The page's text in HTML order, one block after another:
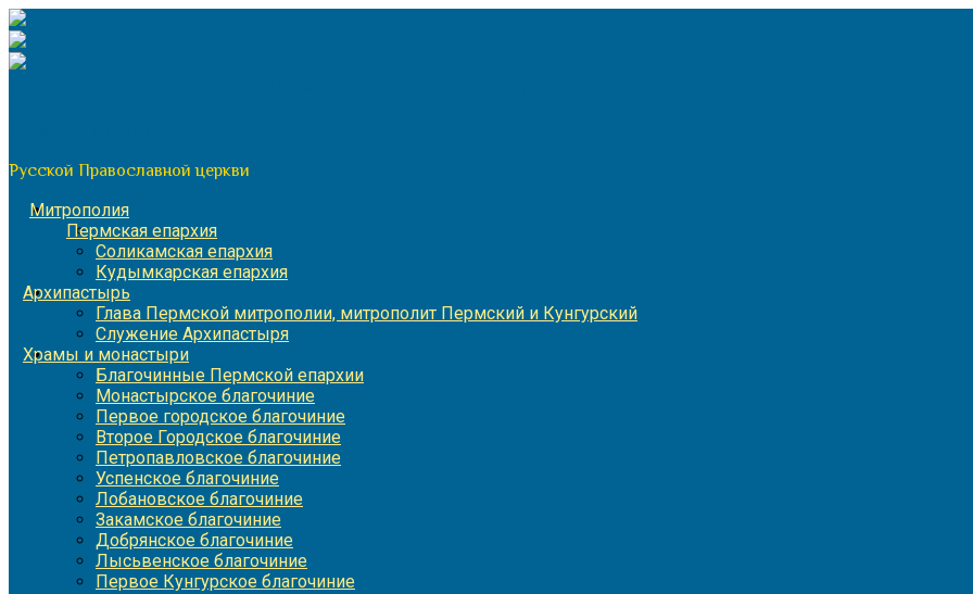
Перейти
к
содержимому
Русской Православной церкви
Митрополия
Пермская епархия
Соликамская епархия
Кудымкарская епархия
Архипастырь
Глава Пермской митрополии, митрополит Пермский и Кунгурский
Служение Архипастыря
Храмы и монастыри
Благочинные Пермской епархии
Монастырское благочиние
Первое городское благочиние
Второе Городское благочиние
Петропавловское благочиние
Успенское благочиние
Лобановское благочиние
Закамское благочиние
Добрянское благочиние
Лысьвенское благочиние
Первое Кунгурское благочиние